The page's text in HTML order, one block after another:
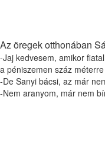
Az öregek otthonában
-Jaj kedvesem, amikor
a péniszemen száz
-De Sanyi bácsi, az már
-Nem aranyom, már nem